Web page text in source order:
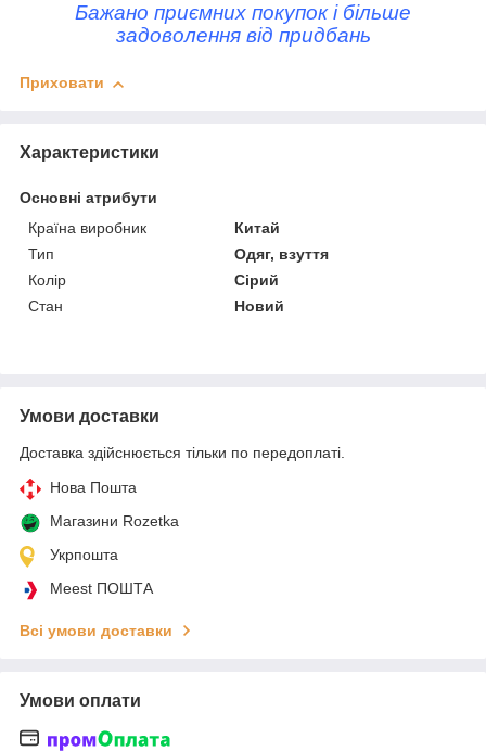
Бажано приємних покупок і більше
задоволення від придбань
Приховати
Характеристики
Основні атрибути
Країна виробник
Китай
Тип
Одяг, взуття
Колір
Сірий
Стан
Новий
Умови доставки
Доставка здійснюється тільки по передоплаті.
Нова Пошта
Магазини Rozetka
Укрпошта
Meest ПОШТА
Всі умови доставки
Умови оплати